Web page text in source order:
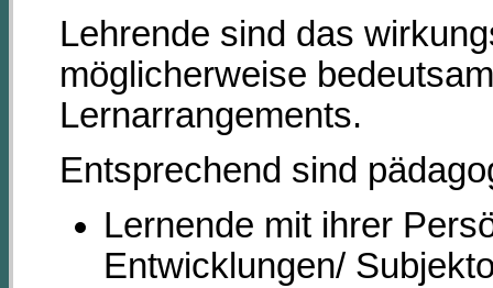
Lehrende sind das
möglicherweise
Lernarrangements.
Entsprechend sind
Lernende mit ihrer
Entwicklungen/